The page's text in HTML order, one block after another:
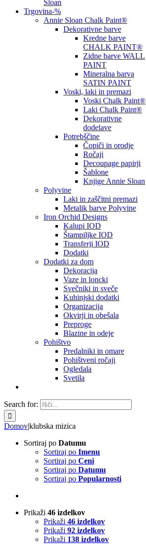
Sloan
Trgovina-%
Annie Sloan Chalk Paint®
Dekorativne barve
Kredne barve
CHALK PAINT®
Zidne barve WALL
PAINT
Mineralna barva
SATIN PAINT
Voski, laki in premazi
Voski Chalk Paint®
Laki Chalk Paint®
Dekorativne
dodelave
Potrebščine
Čopiči in orodje
Ročaji
Decoupage papirji
Šablone
Knjige Annie Sloan
Polyvine
Laki in zaščitni premazi
Metalik barve Polyvine
Iron Orchid Designs
Kalupi IOD
Štampiljke IOD
Transferji IOD
Dodatki
Dodatki za dom
Dekoracija
Vaze in loncki
Svečniki in sveče
Kuhinjski dodatki
Organizacija
Okvirji in obešala
Preproge
Blazine in odeje
Pohištvo
Predalniki in omare
Pohištveni ročaji
Ogledala
Svetila
Search for:
Domov|klubska mizica
Sortiraj po Datumu
Sortiraj po Imenu
Sortiraj po Ceni
Sortiraj po Datumu
Sortiraj po Popularnosti
Prikaži 46 izdelkov
Prikaži 46 izdelkov
Prikaži 92 izdelkov
Prikaži 138 izdelkov